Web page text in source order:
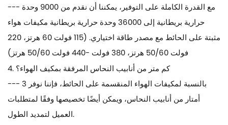
--- مع القدرة الكاملة على التوفير، يمكننا أن نقدم من 9000 وحدة
حرارية بريطانية إلى 36000 وحدة حرارية بريطانية مكيفات هواء
مثبتة على الحائط مع مصدر طاقة اختياري. (115 فولت 60 هرتز، 220
فولت 50/60 هرتز، 380 فولت -440 فولت 50/60 هرتز)
4. كم متر من أنابيب النحاس المرفقة بمكيف الهواء؟
--- بالنسبة لمكيفات الهواء المنقسمة على الحائط، فإننا نوفر 3
أمتار من أنابيب النحاس، ويمكن أيضًا تخصيصها وفقًا لمتطلبات
العميل لتمديد الطول.